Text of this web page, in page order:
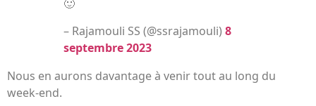
🙂
– Rajamouli SS (@ssrajamouli) 8
septembre 2023
Nous en aurons davantage à venir tout au long du
week-end.